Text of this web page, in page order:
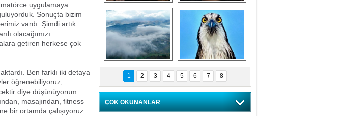
uygulamaya
Sonuçta bizim
vardı. Şimdi artık
olacağımızı
getiren herkese çok
Ben farklı iki detaya
öğrenebiliyoruz,
diye düşünüyorum.
masajından, fitness
bir ortamda çalışıyoruz.
Bursa'da deprem
tatbikatı gerçeğini
aratmadı
Özlem ve minnetle
anıyoruz
Bursa'dan
büyüleyen
fotoğraflar
Balık Kartalı
Bursa’da
görüntülendi
1 2 3 4 5 6 7 8
ÇOK OKUNANLAR